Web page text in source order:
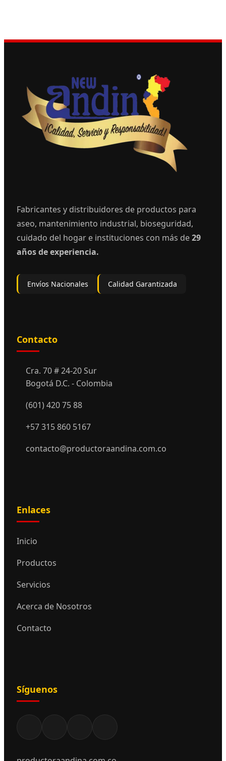
Fabricantes y distribuidores de productos para
aseo, mantenimiento industrial, bioseguridad,
cuidado del hogar e instituciones con más de29
años de experiencia.
Envíos Nacionales Calidad Garantizada
Contacto
Cra. 70 # 24-20 Sur
Bogotá D.C. - Colombia
(601) 420 75 88
+57 315 860 5167
contacto@productoraandina.com.co
Enlaces
Inicio
Productos
Servicios
Acerca de Nosotros
Contacto
Síguenos